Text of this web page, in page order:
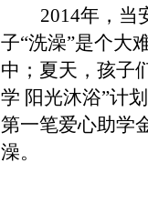
2014年，当
子“洗澡”是个大
中；夏天，孩子
学 阳光沐浴”计
第一笔爱心助学
澡。